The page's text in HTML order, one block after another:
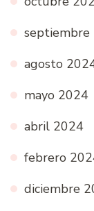
septiembre
agosto
mayo 2024
abril 2024
febrero
diciembre